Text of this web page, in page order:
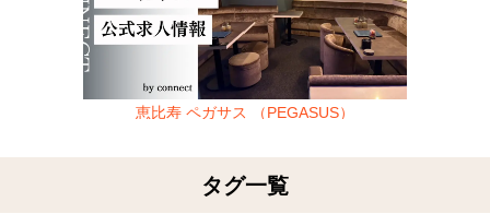
恵比寿 ペガサス （PEGASUS）
タグ一覧